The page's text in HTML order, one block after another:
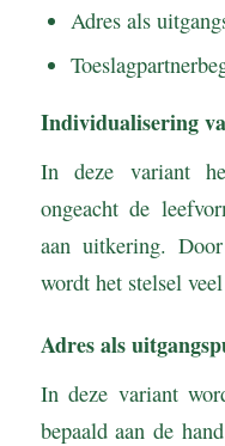
Adres als
Individualisering
In deze variant
ongeacht de
aan uitkering.
wordt het stelsel
Adres als
In deze variant
bepaald aan de